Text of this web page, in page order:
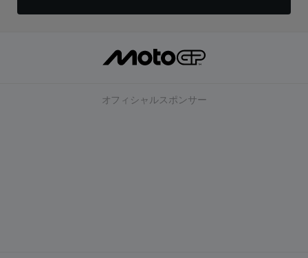
オフィシャルスポンサー